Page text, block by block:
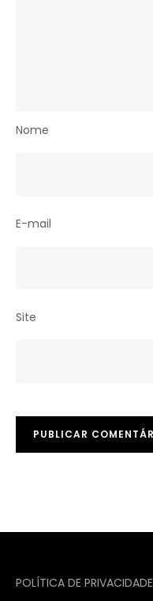
Nome
E-mail
Site
POLÍTICA DE PRIVACIDADE